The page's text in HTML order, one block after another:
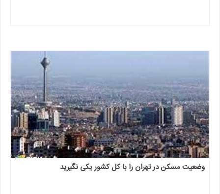
وضعیت مسکن در تهران را با کل کشور یکی نگیرید